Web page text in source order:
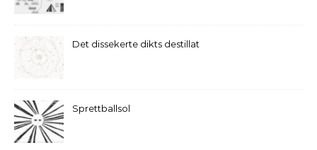
Det dissekerte dikts destillat
Sprettballsol